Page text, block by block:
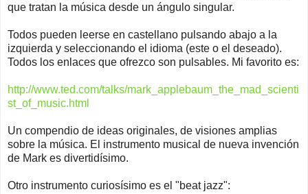
que tratan la música desde un ángulo singular.
Todos pueden leerse en castellano pulsando abajo a la
izquierda y seleccionando el idioma (este o el deseado).
Todos los enlaces que ofrezco son pulsables. Mi favorito es:
http://www.ted.com/talks/mark_applebaum_the_mad_scienti
st_of_music.html
Un compendio de ideas originales, de visiones amplias
sobre la música. El instrumento musical de nueva invención
de Mark es divertidísimo.
Otro instrumento curiosísimo es el "beat jazz":